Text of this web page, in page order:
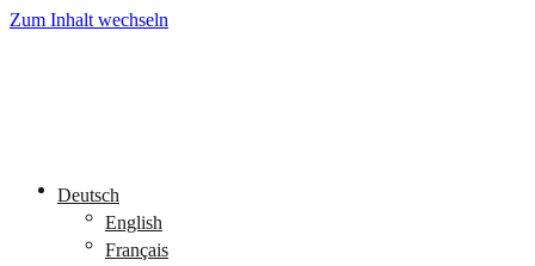
Zum Inhalt wechseln
Deutsch
English
Français